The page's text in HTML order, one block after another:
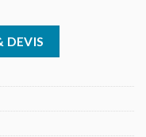
DEVIS